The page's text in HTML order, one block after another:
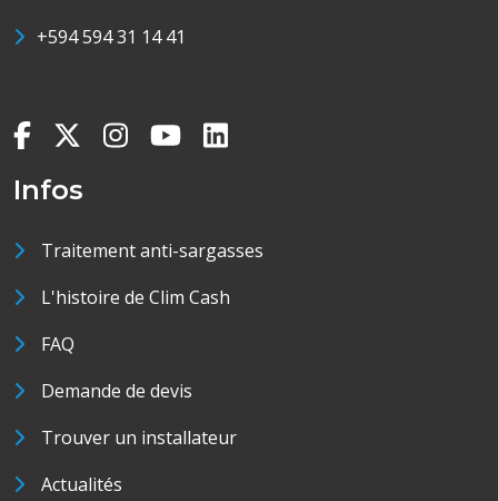
+594 594 31 14 41
Infos
Traitement anti-sargasses
L'histoire de Clim Cash
FAQ
Demande de devis
Trouver un installateur
Actualités